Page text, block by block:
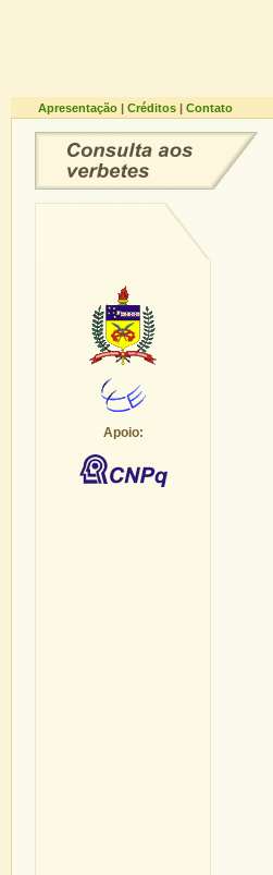
Apresentação | Créditos | Contato
Apoio: